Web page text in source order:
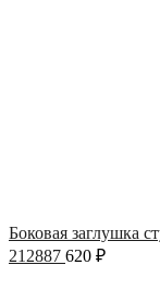
Боковая заглушка
212887 620 ₽